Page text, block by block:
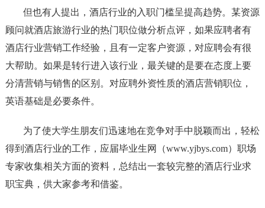
但也有人提出，酒店行业的入职门槛呈提高趋势。某资源
顾问就酒店旅游行业的热门职位做分析点评，如果应聘者有
酒店行业营销工作经验，且有一定客户资源，对应聘会有很
大帮助。如果是转行进入该行业，最关键的是要在态度上要
分清营销与销售的区别。对应聘外资性质的酒店营销职位，
英语基础是必要条件。
为了使大学生朋友们迅速地在竞争对手中脱颖而出，轻松
得到酒店行业的工作，应届毕业生网（www.yjbys.com）职场
专家收集相关方面的资料，总结出一套较完整的酒店行业求
职宝典，供大家参考和借鉴。